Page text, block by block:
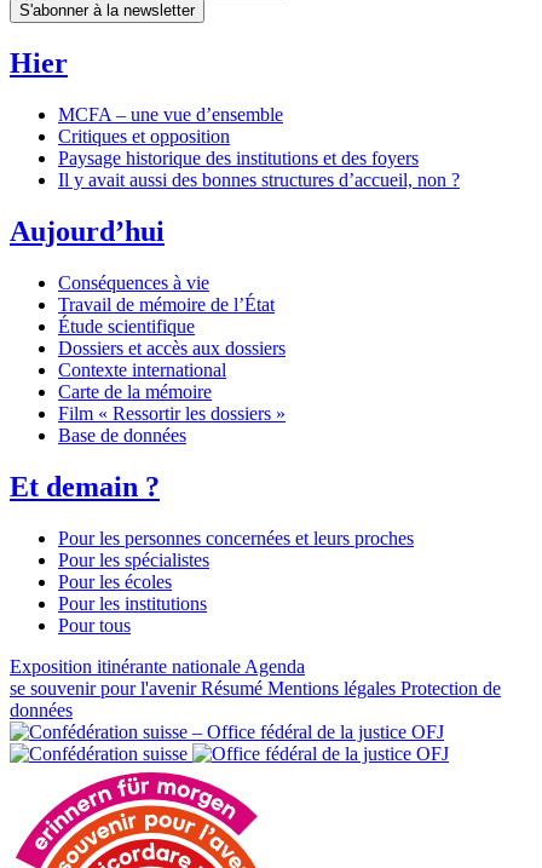
S'abonner à la newsletter
Hier
MCFA – une vue d’ensemble
Critiques et opposition
Paysage historique des institutions et des foyers
Il y avait aussi des bonnes structures d’accueil, non ?
Aujourd’hui
Conséquences à vie
Travail de mémoire de l’État
Étude scientifique
Dossiers et accès aux dossiers
Contexte international
Carte de la mémoire
Film « Ressortir les dossiers »
Base de données
Et demain ?
Pour les personnes concernées et leurs proches
Pour les spécialistes
Pour les écoles
Pour les institutions
Pour tous
Exposition itinérante nationale Agenda
se souvenir pour l'avenirRésumé Mentions légales Protection de
données